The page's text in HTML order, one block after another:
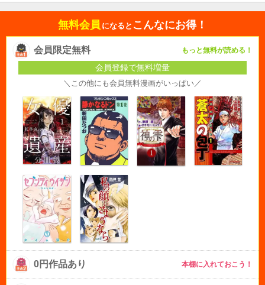
無料会員 になると こんなにお得！
会員限定無料 もっと無料が読める！
会員登録で無料増量
＼この他にも会員無料漫画がいっぱい／
0円作品あり 本棚に入れておこう！